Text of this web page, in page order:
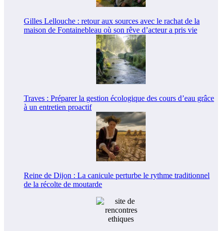
Gilles Lellouche : retour aux sources avec le rachat de la
maison de Fontainebleau où son rêve d’acteur a pris vie
Traves : Préparer la gestion écologique des cours d’eau grâce
à un entretien proactif
Reine de Dijon : La canicule perturbe le rythme traditionnel
de la récolte de moutarde